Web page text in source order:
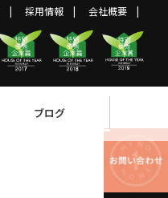
採用情報 会社概要
ブログ